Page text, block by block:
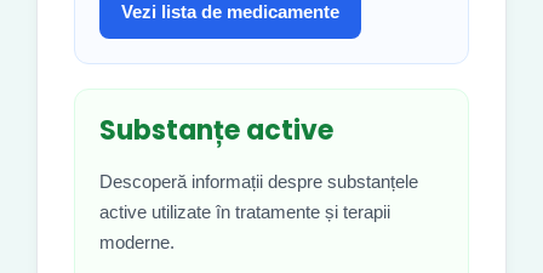
Vezi lista de medicamente
Substanțe active
Descoperă informații despre substanțele
active utilizate în tratamente și terapii
moderne.